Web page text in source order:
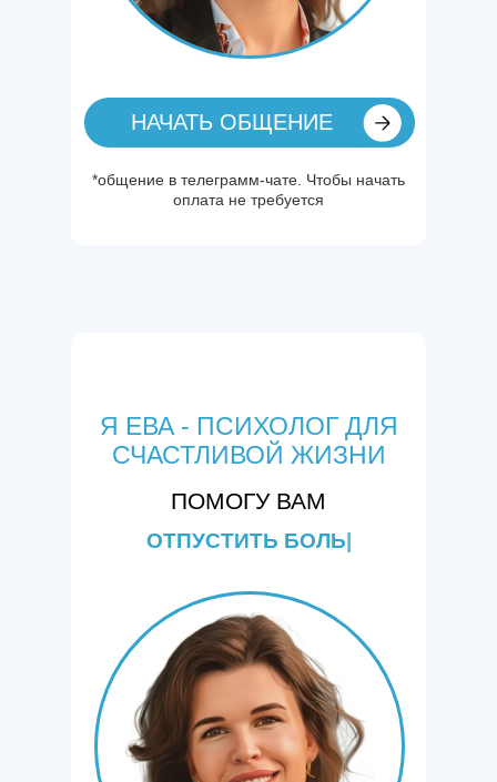
*общение в телеграмм-чате. Чтобы начать
оплата не требуется
НАЧАТЬ ОБЩЕНИЕ
Я ЕВА - ПСИХОЛОГ ДЛЯ
СЧАСТЛИВОЙ ЖИЗНИ
ОТПУСТИТЬ БОЛЬ
ПОМОГУ ВАМ